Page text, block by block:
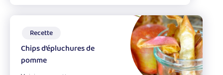
Jeux
Best of soupe
Recette
Chips d’épluchures de
pomme